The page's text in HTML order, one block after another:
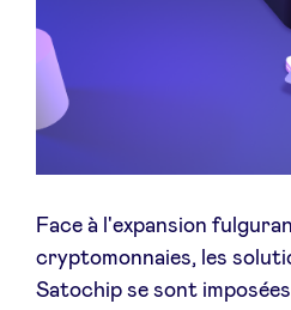
Face à l'expansion
cryptomonnaies, les
Satochip se sont